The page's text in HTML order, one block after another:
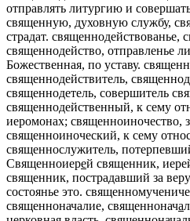
отправлять литургию и
священную, духовную службу,
страдат. священнодействованье,
священнодейство, отправленье
Божественная, по уставу.
священнодействитель,
священнодетель, совершитель
священнодейственный, к сему
иеромонах; священноиночество,
священноиноческий, к сему
священнослужитель,
Священноиерей священник,
священник, пострадавший за
состоянье это.
священноначалие, священнонача